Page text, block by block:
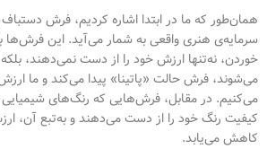
همان‌طور که ما در ابتدا اشاره کردیم، فرش
سرمایه‌ی هنری واقعی به شمار می‌آید. این فرش‌ها
خوردن، نه‌تنها ارزش خود را از دست نمی‌دهند،
می‌شوند، فرش حالت «پاتینا» پیدا می‌کند و ما
می‌کنیم. در مقابل، فرش‌هایی که رنگ‌های شیمیایی
کیفیت رنگ خود را از دست می‌دهند و به‌تبع آن،
کاهش می‌یابد.